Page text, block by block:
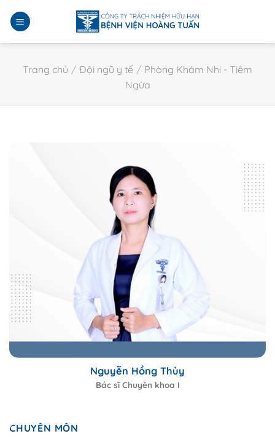
qua
Trang chủ / Đội ngũ y tế / Phòng Khám Nhi - Tiêm
Ngừa
Nguyễn Hồng Thủy
Bác sĩ Chuyên khoa I
CHUYÊN MÔN